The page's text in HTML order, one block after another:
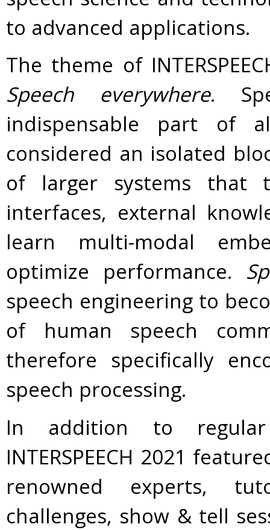
to advanced applications.
The theme of
Speech everywhere.
indispensable part of
considered an isolated
of larger systems that
interfaces, external
learn multi-modal
optimize performance.
speech engineering to
of human speech
therefore specifically
speech processing.
In addition to
INTERSPEECH 2021
renowned experts,
challenges, show & tell